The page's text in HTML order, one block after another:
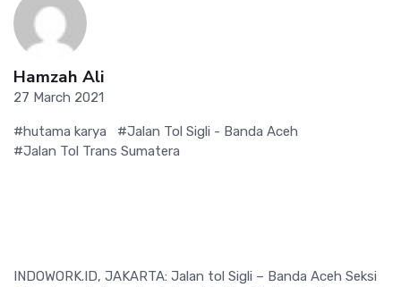
Hamzah Ali
27 March 2021
#hutama karya
#Jalan Tol Sigli - Banda Aceh
#Jalan Tol Trans Sumatera
INDOWORK.ID, JAKARTA: Jalan tol Sigli – Banda Aceh Seksi